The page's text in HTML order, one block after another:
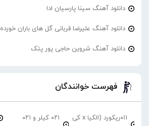
دانلود آهنگ سینا پارسیان ادا
دانلود آهنگ علیرضا قربانی گل های باران خورده
دانلود آهنگ شروین حاجی پور پتک
فهرست خوانندگان
۰۱۱ریکورد (الکیا x کی
۰۲۱ کیلر و ۰۲۱